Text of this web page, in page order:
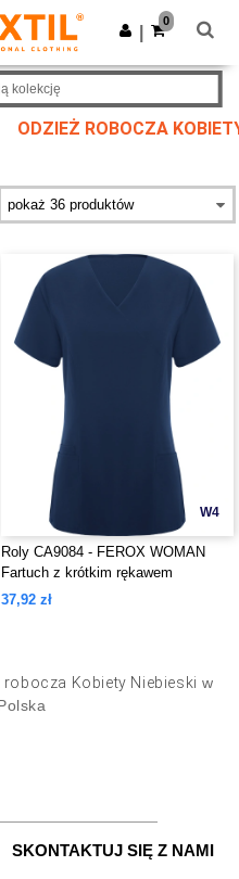
Pobierz app
0
ODZIEŻ ROBOCZA
kolekcję
W4
Roly CA9084 - FEROX WOMAN
Fartuch z krótkim rękawem
37,92 zł
Kobiety Niebieski w
SKONTAKTUJ SIĘ Z NAMI